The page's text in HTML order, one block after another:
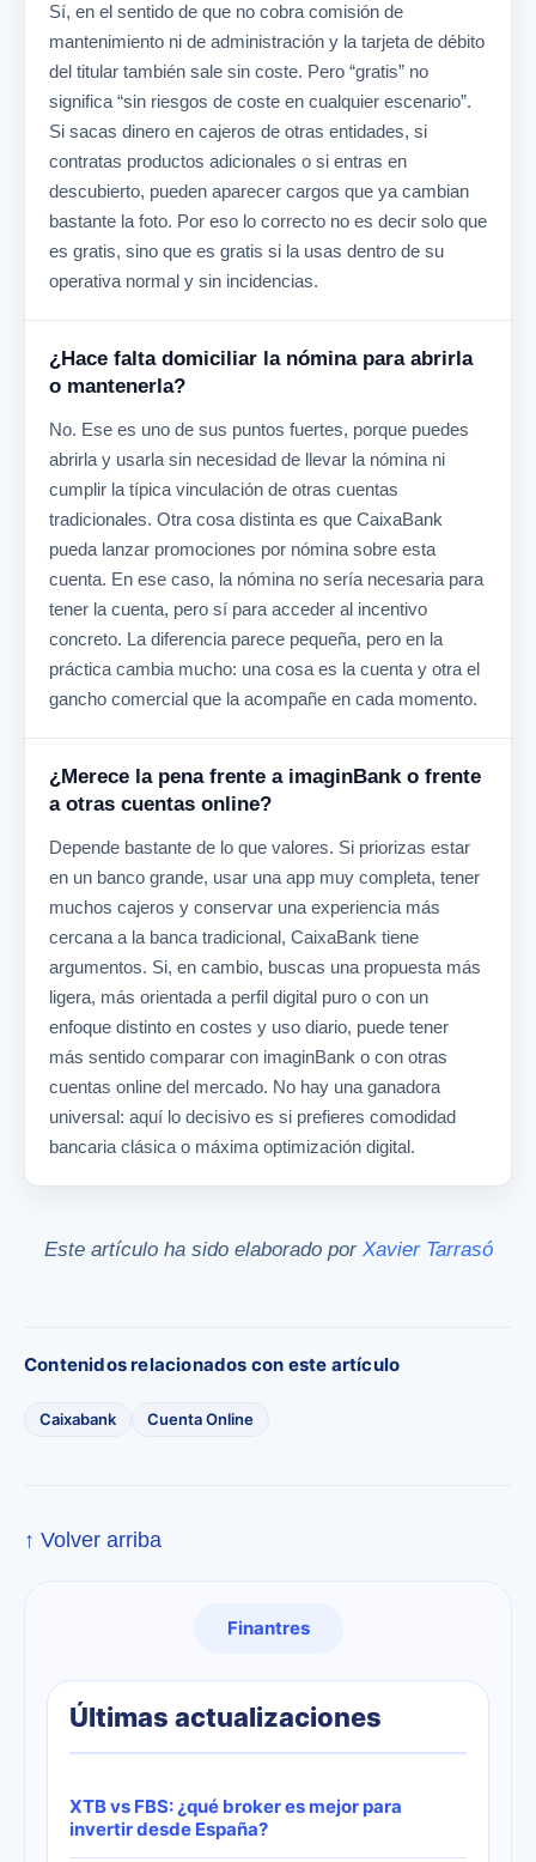
Sí, en el sentido de que no cobra comisión de
mantenimiento ni de administración y la tarjeta de débito
del titular también sale sin coste. Pero “gratis” no
significa “sin riesgos de coste en cualquier escenario”.
Si sacas dinero en cajeros de otras entidades, si
contratas productos adicionales o si entras en
descubierto, pueden aparecer cargos que ya cambian
bastante la foto. Por eso lo correcto no es decir solo que
es gratis, sino que es gratis si la usas dentro de su
operativa normal y sin incidencias.
¿Hace falta domiciliar la nómina para abrirla
o mantenerla?
No. Ese es uno de sus puntos fuertes, porque puedes
abrirla y usarla sin necesidad de llevar la nómina ni
cumplir la típica vinculación de otras cuentas
tradicionales. Otra cosa distinta es que CaixaBank
pueda lanzar promociones por nómina sobre esta
cuenta. En ese caso, la nómina no sería necesaria para
tener la cuenta, pero sí para acceder al incentivo
concreto. La diferencia parece pequeña, pero en la
práctica cambia mucho: una cosa es la cuenta y otra el
gancho comercial que la acompañe en cada momento.
¿Merece la pena frente a imaginBank o frente
a otras cuentas online?
Depende bastante de lo que valores. Si priorizas estar
en un banco grande, usar una app muy completa, tener
muchos cajeros y conservar una experiencia más
cercana a la banca tradicional, CaixaBank tiene
argumentos. Si, en cambio, buscas una propuesta más
ligera, más orientada a perfil digital puro o con un
enfoque distinto en costes y uso diario, puede tener
más sentido comparar con imaginBank o con otras
cuentas online del mercado. No hay una ganadora
universal: aquí lo decisivo es si prefieres comodidad
bancaria clásica o máxima optimización digital.
Este artículo ha sido elaborado por Xavier Tarrasó
Contenidos relacionados con este artículo
Caixabank Cuenta Online
↑ Volver arriba
Finantres
Últimas actualizaciones
XTB vs FBS: ¿qué broker es mejor para
invertir desde España?